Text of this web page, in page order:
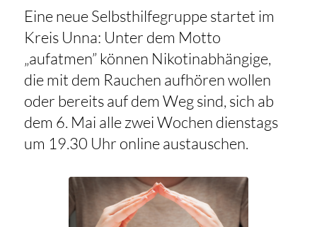
Eine neue Selbsthilfegruppe startet im
Kreis Unna: Unter dem Motto
„aufatmen” können Nikotinabhängige,
die mit dem Rauchen aufhören wollen
oder bereits auf dem Weg sind, sich ab
dem 6. Mai alle zwei Wochen dienstags
um 19.30 Uhr online austauschen.